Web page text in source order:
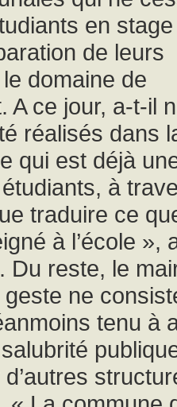
en
de leurs
domaine de
A ce jour, a-t-il
réalisés dans
qui est déjà
à
traduire ce
à l’école »,
Du reste, le
ne
tenu à